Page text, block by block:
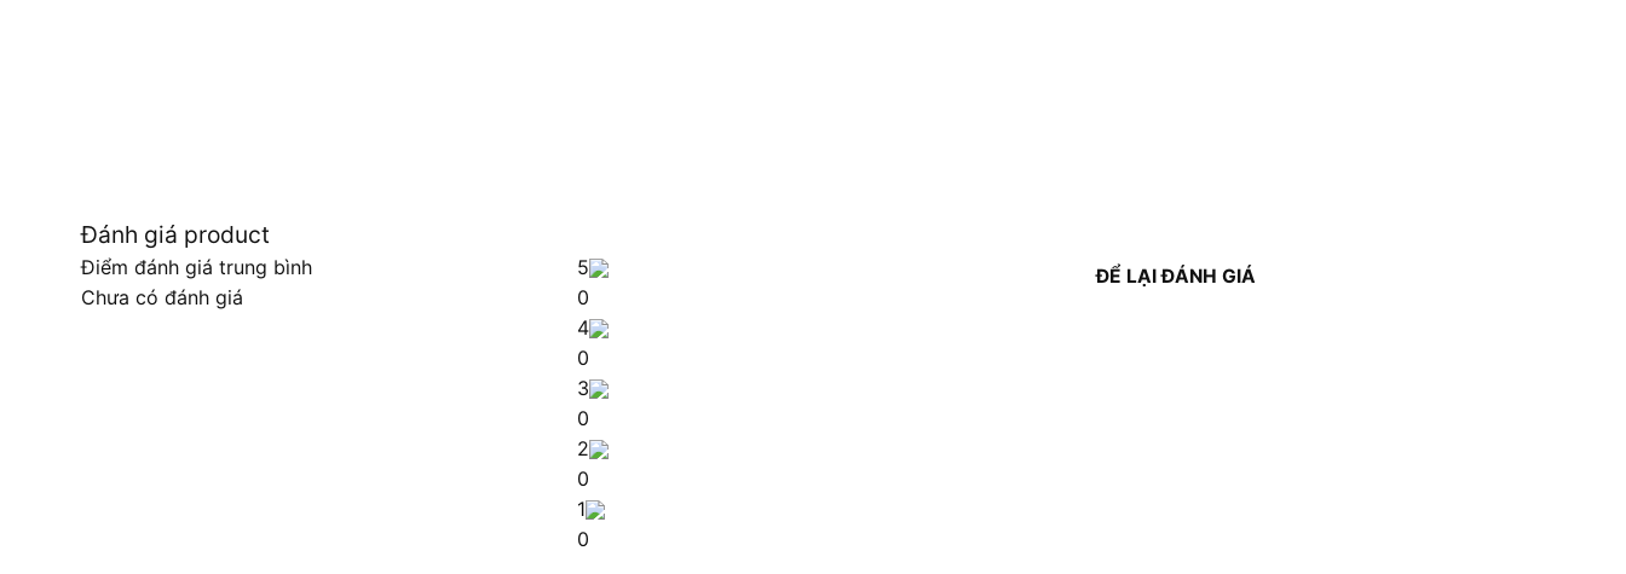
Đánh giá product
Điểm đánh giá trung bình
Chưa có đánh giá
5
0
4
0
3
0
2
0
1
0
ĐỂ LẠI ĐÁNH GIÁ